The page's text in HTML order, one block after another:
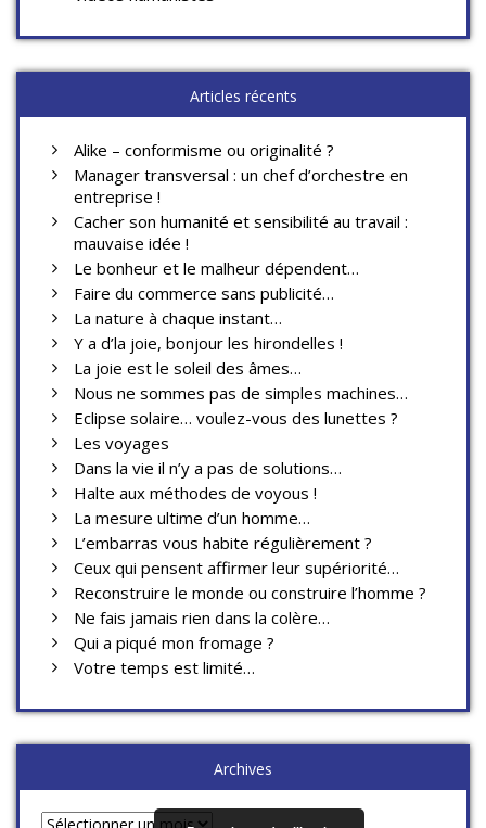
Articles récents
Alike – conformisme ou originalité ?
Manager transversal : un chef d’orchestre en
entreprise !
Cacher son humanité et sensibilité au travail :
mauvaise idée !
Le bonheur et le malheur dépendent…
Faire du commerce sans publicité…
La nature à chaque instant…
Y a d’la joie, bonjour les hirondelles !
La joie est le soleil des âmes…
Nous ne sommes pas de simples machines…
Eclipse solaire… voulez-vous des lunettes ?
Les voyages
Dans la vie il n’y a pas de solutions…
Halte aux méthodes de voyous !
La mesure ultime d’un homme…
L’embarras vous habite régulièrement ?
Ceux qui pensent affirmer leur supériorité…
Reconstruire le monde ou construire l’homme ?
Ne fais jamais rien dans la colère…
Qui a piqué mon fromage ?
Votre temps est limité…
Archives
Archives